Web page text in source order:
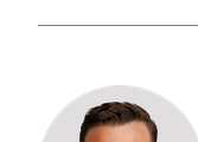
dernières
du Tribunal
matière